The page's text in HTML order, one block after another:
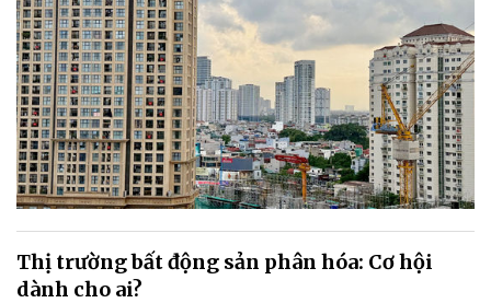
Thị trường bất động sản phân hóa: Cơ hội
dành cho ai?